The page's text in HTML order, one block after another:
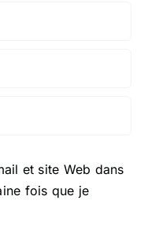
et site Web dans
fois que je